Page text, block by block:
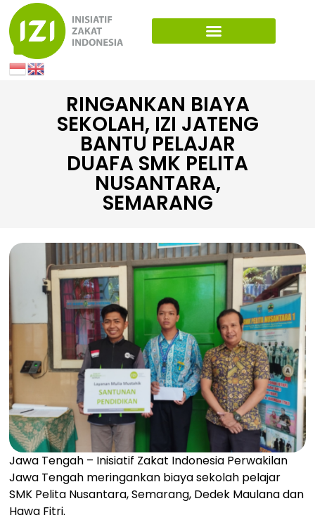
RINGANKAN BIAYA
SEKOLAH, IZI JATENG
BANTU PELAJAR
DUAFA SMK PELITA
NUSANTARA,
SEMARANG
Jawa Tengah – Inisiatif Zakat Indonesia Perwakilan
Jawa Tengah meringankan biaya sekolah pelajar
SMK Pelita Nusantara, Semarang, Dedek Maulana dan
Hawa Fitri.